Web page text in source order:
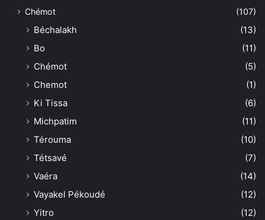
Chémot (107)
Béchalakh
(13)
Bo
(11)
Chémot
(5)
Chemot
(1)
Ki Tissa
(6)
Michpatim
(11)
Térouma
(10)
Tétsavé
(7)
Vaéra
(14)
Vayakel Pékoudé
(12)
Yitro
(12)